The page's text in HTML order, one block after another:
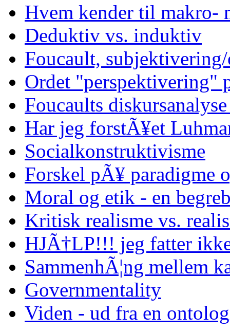
Hvem kender til makro-
Deduktiv vs. induktiv
Foucault,
Ordet "perspektivering"
Foucaults
Har jeg forstÃ¥et
Socialkonstruktivisme
Forskel pÃ¥ paradigme
Moral og etik - en
Kritisk realisme vs.
HJÃ†LP!!! jeg fatter
SammenhÃ¦ng mellem
Governmentality
Viden - ud fra en